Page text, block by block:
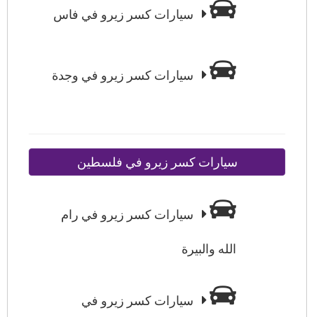
سيارات كسر زيرو في فاس
سيارات كسر زيرو في وجدة
سيارات كسر زيرو في فلسطين
سيارات كسر زيرو في رام
الله والبيرة
سيارات كسر زيرو في